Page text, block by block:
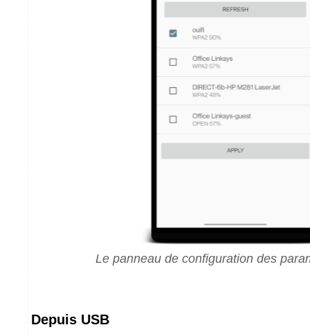
Le panneau de configuration des
Depuis USB